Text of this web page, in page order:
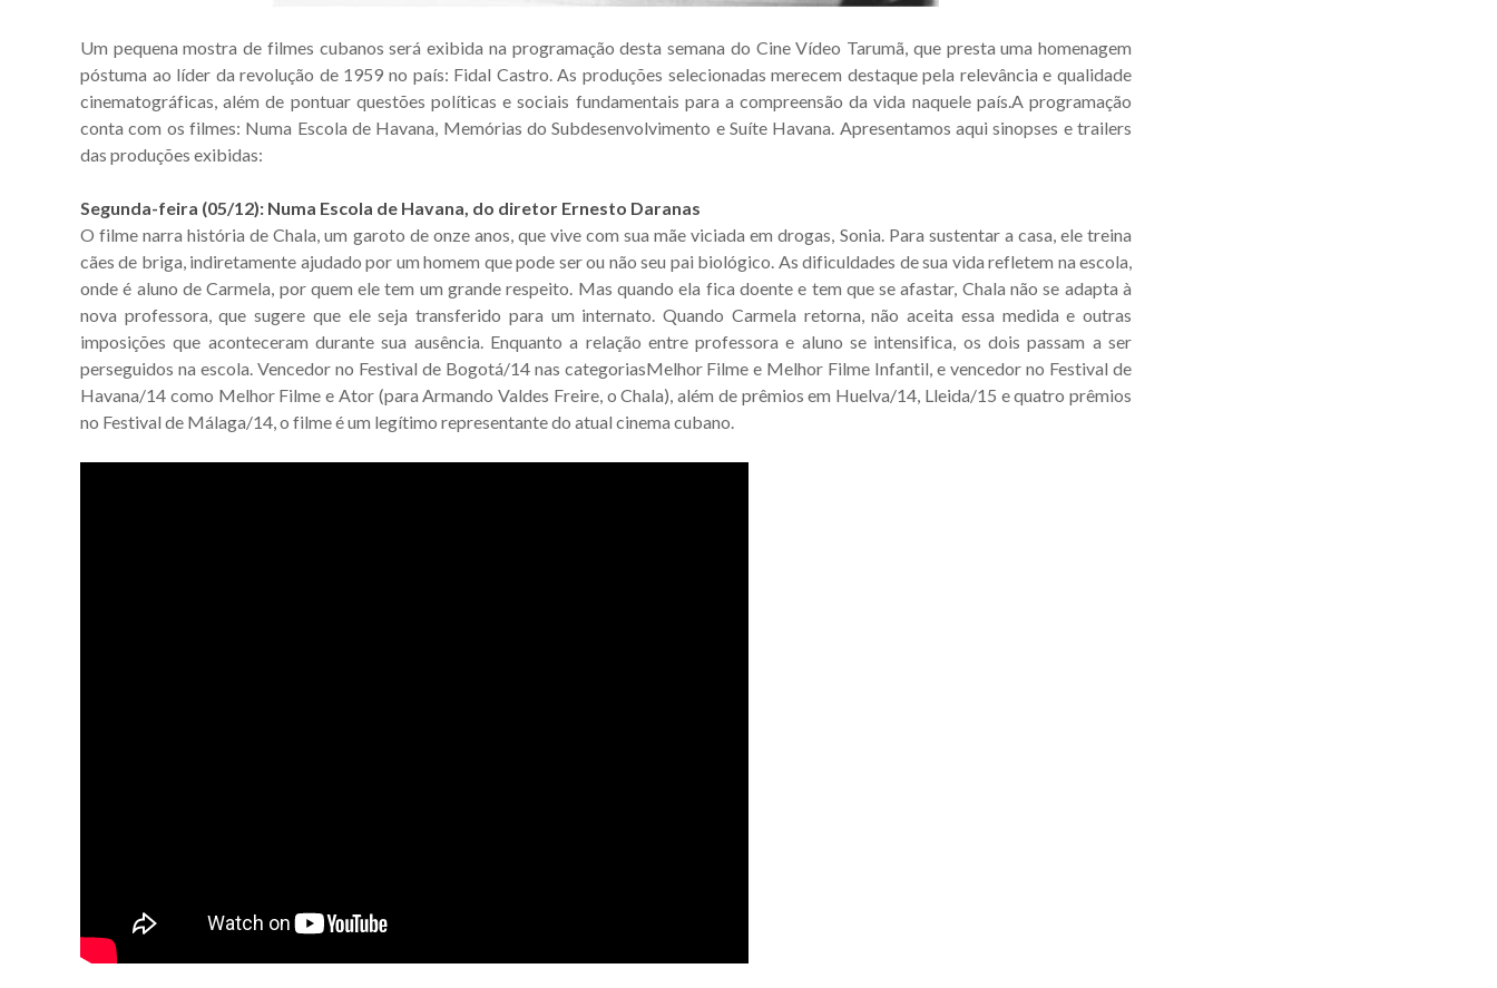
Um pequena mostra de filmes cubanos será exibida na programação desta semana do Cine Vídeo Tarumã, que presta uma homenagem
póstuma ao líder da revolução de 1959 no país: Fidal Castro. As produções selecionadas merecem destaque pela relevância e qualidade
cinematográficas, além de pontuar questões políticas e sociais fundamentais para a compreensão da vida naquele país.A programação
conta com os filmes: Numa Escola de Havana, Memórias do Subdesenvolvimento e Suíte Havana. Apresentamos aqui sinopses e trailers
das produções exibidas:
Segunda-feira (05/12): Numa Escola de Havana, do diretor Ernesto Daranas
O filme narra história de Chala, um garoto de onze anos, que vive com sua mãe viciada em drogas, Sonia. Para sustentar a casa, ele treina
cães de briga, indiretamente ajudado por um homem que pode ser ou não seu pai biológico. As dificuldades de sua vida refletem na escola,
onde é aluno de Carmela, por quem ele tem um grande respeito. Mas quando ela fica doente e tem que se afastar, Chala não se adapta à
nova professora, que sugere que ele seja transferido para um internato. Quando Carmela retorna, não aceita essa medida e outras
imposições que aconteceram durante sua ausência. Enquanto a relação entre professora e aluno se intensifica, os dois passam a ser
perseguidos na escola. Vencedor no Festival de Bogotá/14 nas categoriasMelhor Filme e Melhor Filme Infantil, e vencedor no Festival de
Havana/14 como Melhor Filme e Ator (para Armando Valdes Freire, o Chala), além de prêmios em Huelva/14, Lleida/15 e quatro prêmios
no Festival de Málaga/14, o filme é um legítimo representante do atual cinema cubano.